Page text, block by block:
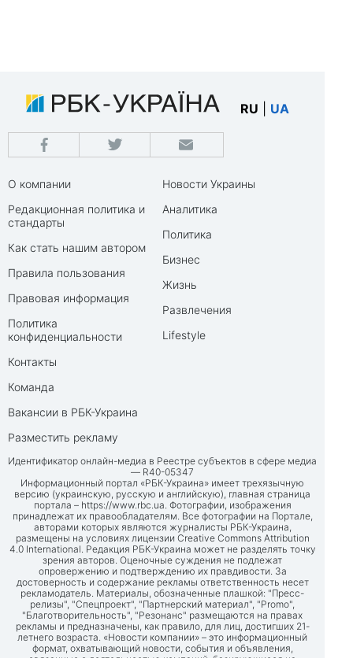
RU UA
О компании
Редакционная политика и
стандарты
Как стать нашим автором
Правила пользования
Правовая информация
Политика
конфиденциальности
Контакты
Команда
Вакансии в РБК-Украина
Разместить рекламу
Новости Украины
Аналитика
Политика
Бизнес
Жизнь
Развлечения
Lifestyle
Идентификатор онлайн-медиа в Реестре субъектов в сфере медиа
— R40-05347
Информационный портал «РБК-Украина» имеет трехязычную
версию (украинскую, русскую и английскую), главная страница
портала – https://www.rbc.ua. Фотографии, изображения
принадлежат их правообладателям. Все фотографии на Портале,
авторами которых являются журналисты РБК-Украина,
размещены на условиях лицензии Creative Commons Attribution
4.0 International. Редакция РБК-Украина может не разделять точку
зрения авторов. Оценочные суждения не подлежат
опровержению и подтверждению их правдивости. За
достоверность и содержание рекламы ответственность несет
рекламодатель. Материалы, обозначенные плашкой: "Пресс-
релизы", "Спецпроект", "Партнерский материал", "Promo",
"Благотворительность", "Резонанс" размещаются на правах
рекламы и предназначены, как правило, для лиц, достигших 21-
летнего возраста. «Новости компании» – это информационный
формат, охватывающий новости, события и объявления,